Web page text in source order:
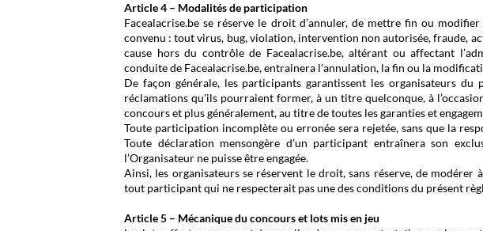
Article 4 – Modalités de participation
Facealacrise.be se réserve le droit d’annuler, de mettre fin ou
convenu : tout virus, bug, violation, intervention non autorisée, fraude,
cause hors du contrôle de Facealacrise.be, altérant ou affectant
conduite de Facealacrise.be, entrainera l'annulation, la fin ou la
De façon générale, les participants garantissent les organisateurs
réclamations qu'ils pourraient former, à un titre quelconque, à
concours et plus généralement, au titre de toutes les garanties et
Toute participation incomplète ou erronée sera rejetée, sans que la
Toute déclaration mensongère d’un participant entraînera son
l’Organisateur ne puisse être engagée.
Ainsi, les organisateurs se réservent le droit, sans réserve, de
tout participant qui ne respecterait pas une des conditions du présent
Article 5 – Mécanique du concours et lots mis en jeu